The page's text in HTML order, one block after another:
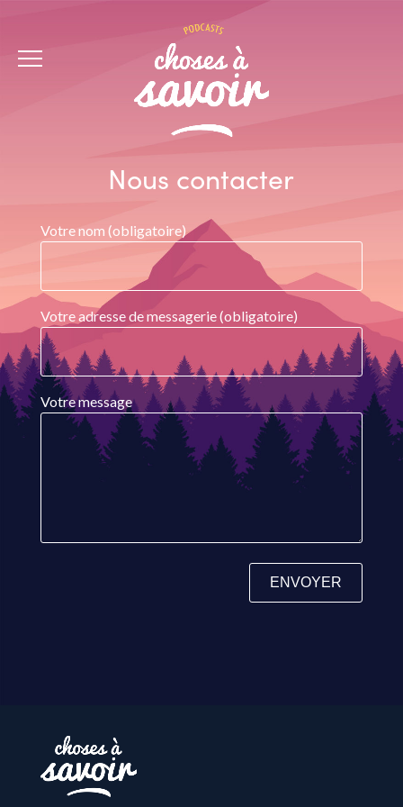
PAGE D'ACCUEIL
PODCASTS
À PROPOS
Nous contacter
Votre nom (obligatoire)
Votre adresse de messagerie (obligatoire)
Votre message